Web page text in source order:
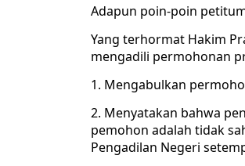
Adapun poin-poin
Yang terhormat Hakim
mengadili permohonan
1. Mengabulkan
2. Menyatakan bahwa
pemohon adalah tidak
Pengadilan Negeri